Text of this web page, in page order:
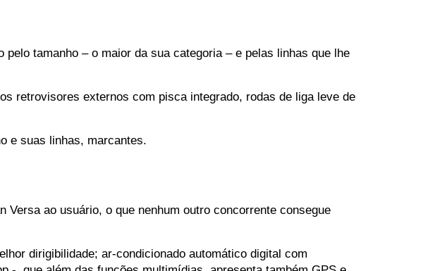
tamanho – o maior da sua categoria – e pelas linhas que lhe
retrovisores externos com pisca integrado, rodas de liga leve de
e suas linhas, marcantes.
ao usuário, o que nenhum outro concorrente consegue
dirigibilidade; ar-condicionado automático digital com